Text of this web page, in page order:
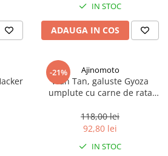
IN STOC
ADAUGA IN COS
-21% Ajinomoto
Wan Tan, galuste Gyoza
umplute cu carne de rata
118,00 lei
92,80 lei
IN STOC